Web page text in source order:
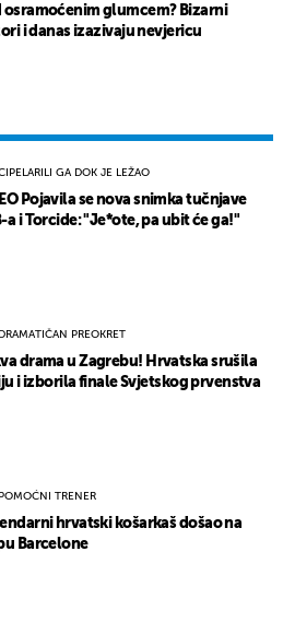
osramoćenim glumcem? Bizarni
i danas izazivaju nevjericu
GA DOK JE LEŽAO
Pojavila se nova snimka tučnjave
a i Torcide: "Je*ote, pa ubit će ga!"
DRAMATIČAN PREOKRET
drama u Zagrebu! Hrvatska srušila
i izborila finale Svjetskog prvenstva
POMOĆNI TRENER
hrvatski košarkaš došao na
Barcelone